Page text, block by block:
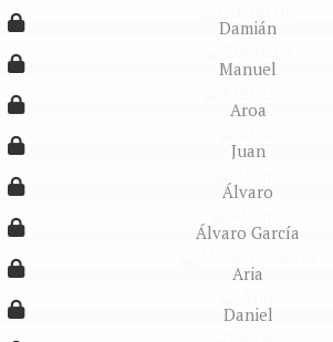
Damián
Manuel
Aroa
Juan
Álvaro
Álvaro García
Aria
Daniel